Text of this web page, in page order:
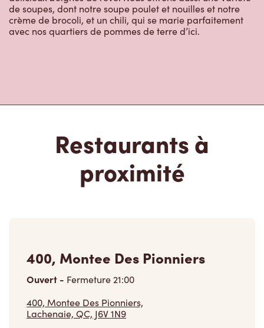
crème de brocoli, et un chili, qui se marie parfaitement
avec nos quartiers de pommes de terre d’ici.
proximité
Ouvert -Fermeture 21:00
400, Montee Des Pionniers,
Lachenaie, QC, J6V 1N9
(450) 470-1477